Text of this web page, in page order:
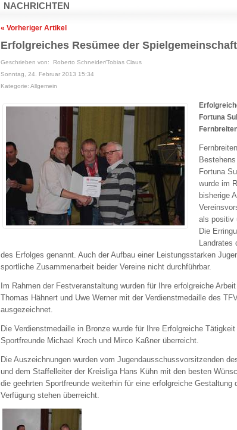
NACHRICHTEN
« Vorheriger Artikel
Erfolgreiches Resümee der
Geschrieben von: Roberto Schneider/Tobias Claus
Sonntag, 24. Februar 2013 15:34
Kategorie: Allgemein
Fortuna
Fortuna
wurde im
bisherige
als positiv
Die
Landrates
des Erfolges genannt. Auch der Aufbau einer Leistungsstarken
sportliche Zusammenarbeit beider Vereine nicht durchführbar.
Im Rahmen der Festveranstaltung wurden für Ihre erfolgreiche
Thomas Hähnert und Uwe Werner mit der Verdienstmedaille des
ausgezeichnet.
Die Verdienstmedaille in Bronze wurde für Ihre Erfolgreiche
Sportfreunde Michael Krech und Mirco Kaßner überreicht.
Die Auszeichnungen wurden vom Jugendausschussvorsitzenden
und dem Staffelleiter der Kreisliga Hans Kühn mit den besten
die geehrten Sportfreunde weiterhin für eine erfolgreiche
Verfügung stehen überreicht.